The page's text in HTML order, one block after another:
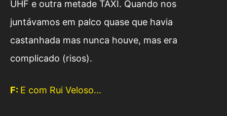
UHF e outra metade TAXI. Quando nos
juntávamos em palco quase que havia
castanhada mas nunca houve, mas era
complicado (risos).
F: E com Rui Veloso…